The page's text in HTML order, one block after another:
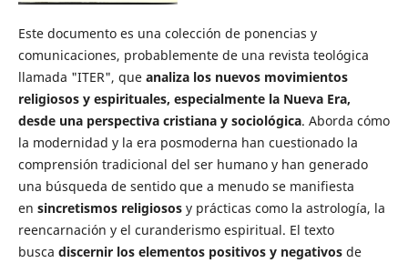
Este documento es una colección de ponencias y
comunicaciones, probablemente de una revista teológica
llamada "ITER", que analiza los nuevos movimientos
religiosos y espirituales, especialmente la Nueva Era,
desde una perspectiva cristiana y sociológica. Aborda cómo
la modernidad y la era posmoderna han cuestionado la
comprensión tradicional del ser humano y han generado
una búsqueda de sentido que a menudo se manifiesta
en sincretismos religiososy prácticas como la astrología, la
reencarnación y el curanderismo espiritual. El texto
busca discernir los elementos positivos y negativosde